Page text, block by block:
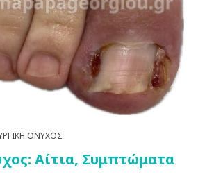
ΌΝΥΧΟΣ
Αίτια, Συμπτώματα